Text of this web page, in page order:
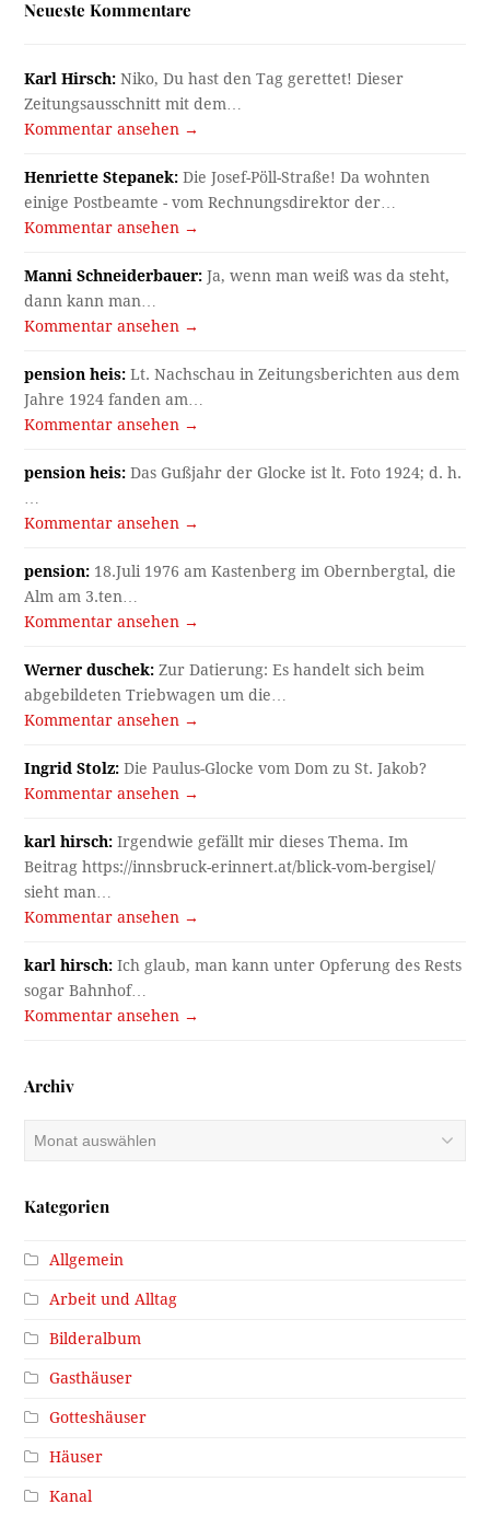
Neueste Kommentare
Karl Hirsch: Niko, Du hast den Tag gerettet! Dieser
Zeitungsausschnitt mit dem…
Kommentar ansehen →
Henriette Stepanek: Die Josef-Pöll-Straße! Da wohnten
einige Postbeamte - vom Rechnungsdirektor der…
Kommentar ansehen →
Manni Schneiderbauer: Ja, wenn man weiß was da steht,
dann kann man…
Kommentar ansehen →
pension heis: Lt. Nachschau in Zeitungsberichten aus dem
Jahre 1924 fanden am…
Kommentar ansehen →
pension heis: Das Gußjahr der Glocke ist lt. Foto 1924; d. h.
Kommentar ansehen →
pension: 18.Juli 1976 am Kastenberg im Obernbergtal, die
Alm am 3.ten…
Kommentar ansehen →
Werner duschek: Zur Datierung: Es handelt sich beim
abgebildeten Triebwagen um die…
Kommentar ansehen →
Ingrid Stolz: Die Paulus-Glocke vom Dom zu St. Jakob?
Kommentar ansehen →
karl hirsch: Irgendwie gefällt mir dieses Thema. Im
Beitrag https://innsbruck-erinnert.at/blick-vom-bergisel/
sieht man…
Kommentar ansehen →
karl hirsch: Ich glaub, man kann unter Opferung des Rests
sogar Bahnhof…
Kommentar ansehen →
Archiv
Kategorien
Allgemein
Arbeit und Alltag
Bilderalbum
Gasthäuser
Gotteshäuser
Häuser
Kanal